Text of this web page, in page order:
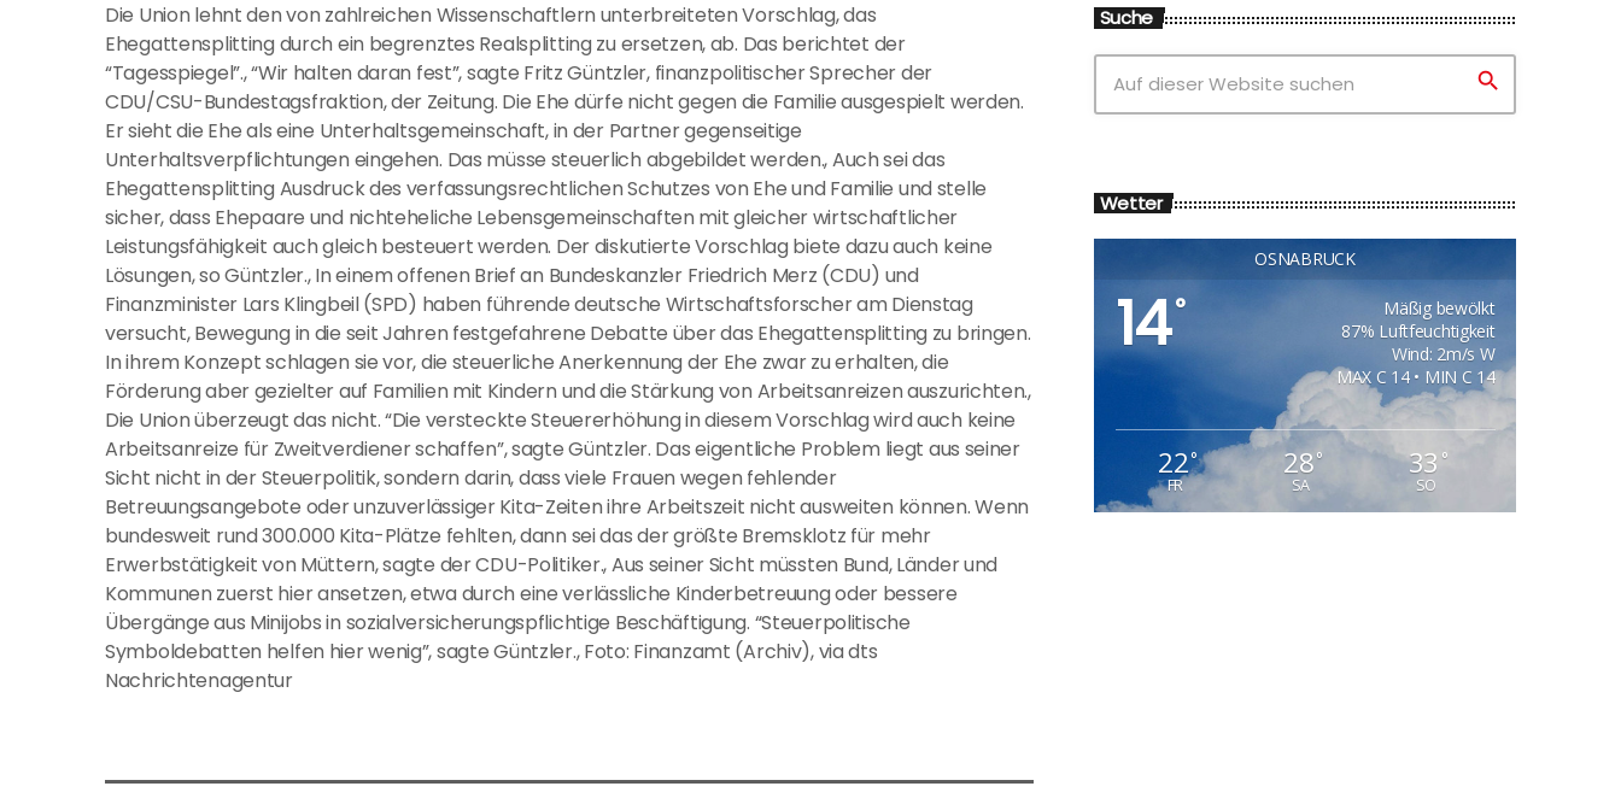
Die Union lehnt den von zahlreichen Wissenschaftlern unterbreiteten Vorschlag, das
Ehegattensplitting durch ein begrenztes Realsplitting zu ersetzen, ab. Das berichtet der
“Tagesspiegel”., “Wir halten daran fest”, sagte Fritz Güntzler, finanzpolitischer Sprecher der
CDU/CSU-Bundestagsfraktion, der Zeitung. Die Ehe dürfe nicht gegen die Familie ausgespielt werden.
Er sieht die Ehe als eine Unterhaltsgemeinschaft, in der Partner gegenseitige
Unterhaltsverpflichtungen eingehen. Das müsse steuerlich abgebildet werden., Auch sei das
Ehegattensplitting Ausdruck des verfassungsrechtlichen Schutzes von Ehe und Familie und stelle
sicher, dass Ehepaare und nichteheliche Lebensgemeinschaften mit gleicher wirtschaftlicher
Leistungsfähigkeit auch gleich besteuert werden. Der diskutierte Vorschlag biete dazu auch keine
Lösungen, so Güntzler., In einem offenen Brief an Bundeskanzler Friedrich Merz (CDU) und
Finanzminister Lars Klingbeil (SPD) haben führende deutsche Wirtschaftsforscher am Dienstag
versucht, Bewegung in die seit Jahren festgefahrene Debatte über das Ehegattensplitting zu bringen.
In ihrem Konzept schlagen sie vor, die steuerliche Anerkennung der Ehe zwar zu erhalten, die
Förderung aber gezielter auf Familien mit Kindern und die Stärkung von Arbeitsanreizen auszurichten.,
Die Union überzeugt das nicht. “Die versteckte Steuererhöhung in diesem Vorschlag wird auch keine
Arbeitsanreize für Zweitverdiener schaffen”, sagte Güntzler. Das eigentliche Problem liegt aus seiner
Sicht nicht in der Steuerpolitik, sondern darin, dass viele Frauen wegen fehlender
Betreuungsangebote oder unzuverlässiger Kita-Zeiten ihre Arbeitszeit nicht ausweiten können. Wenn
bundesweit rund 300.000 Kita-Plätze fehlten, dann sei das der größte Bremsklotz für mehr
Erwerbstätigkeit von Müttern, sagte der CDU-Politiker., Aus seiner Sicht müssten Bund, Länder und
Kommunen zuerst hier ansetzen, etwa durch eine verlässliche Kinderbetreuung oder bessere
Übergänge aus Minijobs in sozialversicherungspflichtige Beschäftigung. “Steuerpolitische
Symboldebatten helfen hier wenig”, sagte Güntzler., Foto: Finanzamt (Archiv), via dts
Nachrichtenagentur
Suche
search
Wetter
OSNABRÜCK
14°
Mäßig bewölkt
87% Luftfeuchtigkeit
Wind: 2m/s W
MAX C 14 • MIN C 14
22°
FR
28°
SA
33 °
SO